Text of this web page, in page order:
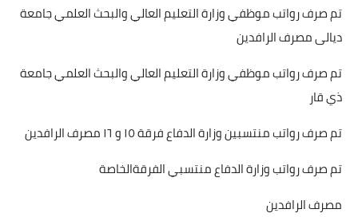
تم صرف رواتب موظفي وزارة التعليم العالي والبحث العلمي جامعة
ديالى مصرف الرافدين
تم صرف رواتب موظفي وزارة التعليم العالي والبحث العلمي جامعة
ذي قار
تم صرف رواتب منتسبين وزارة الدفاع فرقة ١٥ و ١٦ مصرف الرافدين
تم صرف رواتب وزارة الدفاع منتسبي الفرقةالخاصة
مصرف الرافدين